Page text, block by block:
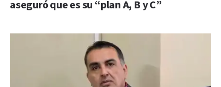
aseguró que es su “plan A, B y C”